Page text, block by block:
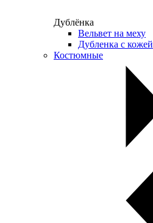
Дублёнка
Вельвет на меху
Дубленка с кожей
Костюмные